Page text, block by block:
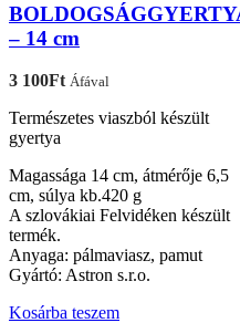
– 14 cm
3 100Ft Áfával
Természetes viaszból készült
gyertya
Magassága 14 cm, átmérője 6,5
cm, súlya kb.420 g
A szlovákiai Felvidéken készült
termék.
Anyaga: pálmaviasz, pamut
Gyártó: Astron s.r.o.
Kosárba teszem